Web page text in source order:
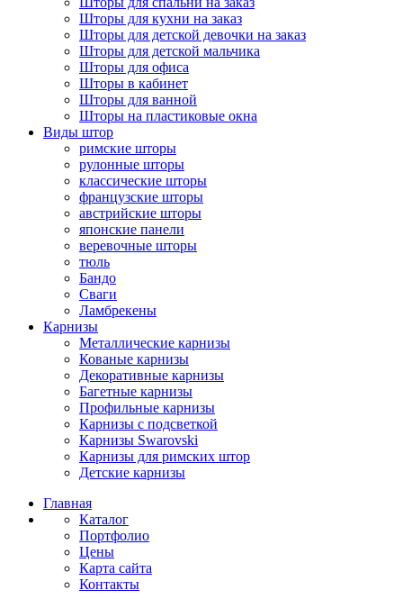
Шторы для кухни на заказ
Шторы для детской девочки на заказ
Шторы для детской мальчика
Шторы для офиса
Шторы в кабинет
Шторы для ванной
Шторы на пластиковые окна
Виды штор
римские шторы
рулонные шторы
классические шторы
французские шторы
австрийские шторы
японские панели
веревочные шторы
тюль
Бандо
Сваги
Ламбрекены
Карнизы
Металлические карнизы
Кованые карнизы
Декоративные карнизы
Багетные карнизы
Профильные карнизы
Карнизы с подсветкой
Карнизы Swarovski
Карнизы для римских штор
Детские карнизы
Главная
Каталог
Портфолио
Цены
Карта сайта
Контакты